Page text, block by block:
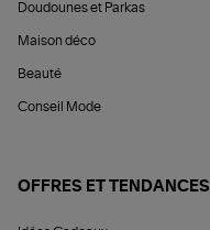
Doudounes et Parkas
Maison déco
Beauté
Conseil Mode
OFFRES ET TENDANCES